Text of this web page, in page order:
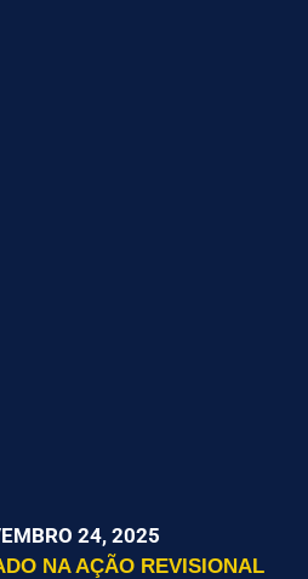
24, 2025
NA AÇÃO REVISIONAL